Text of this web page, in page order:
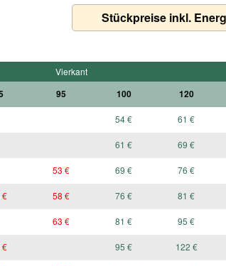
Stückpreise inkl.
Vierkant
95 100 120
54 € 61 €
61 € 69 €
53 € 69 € 76 €
€ 58 € 76 € 81 €
63 € 81 € 95 €
€ 95 € 122 €